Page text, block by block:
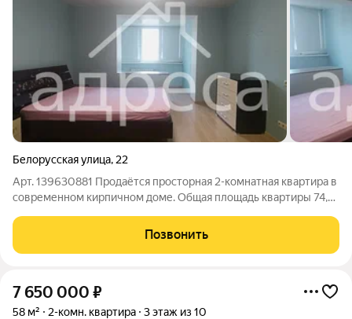
Белорусская улица, 22
Арт. 139630881 Продаётся просторная 2-комнатная квартира в
современном кирпичном доме. Общая площадь квартиры 74,2
изолированные комнаты площадью 22 и 16 м, раздельный
санузел, а также
Позвонить
7 650 000 ₽
58 м² 2-комн. квартира 3 этаж из 10